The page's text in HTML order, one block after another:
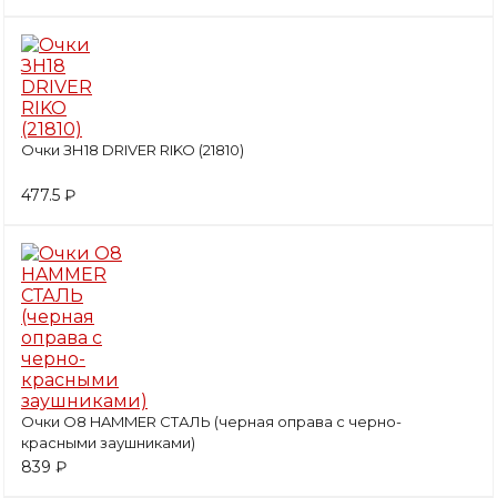
Очки ЗН18 DRIVER RIKO (21810)
477.5 ₽
Очки О8 HAMMER СТАЛЬ (черная оправа с черно-
красными заушниками)
839 ₽